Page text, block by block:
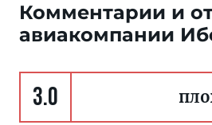
Комментарии и
авиакомпании
3.0